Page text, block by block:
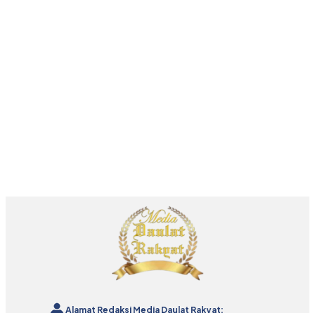
Alamat Redaksi Media Daulat Rakyat: